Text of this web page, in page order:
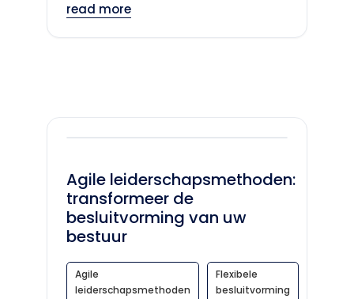
read more
Agile leiderschapsmethoden:
transformeer de
besluitvorming van uw
bestuur
Agile
leiderschapsmethoden
Flexibele
besluitvorming